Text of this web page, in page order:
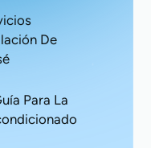
De
Para La